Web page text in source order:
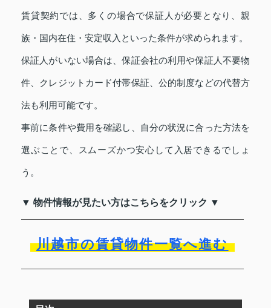
賃貸契約では、多くの場合で保証人が必要となり、親
族・国内在住・安定収入といった条件が求められます。
保証人がいない場合は、保証会社の利用や保証人不要物
件、クレジットカード付帯保証、公的制度などの代替方
法も利用可能です。
事前に条件や費用を確認し、自分の状況に合った方法を
選ぶことで、スムーズかつ安心して入居できるでしょ
う。
▼ 物件情報が見たい方はこちらをクリック ▼
川越市の賃貸物件一覧へ進む